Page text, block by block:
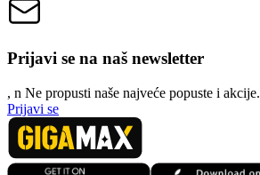
Prijavi se na naš newsletter
, n Ne propusti naše najveće popuste i akcije.
Prijavi se